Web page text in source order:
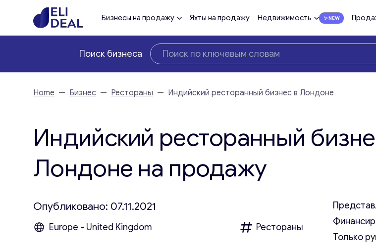
Бизнесы на продажу Яхты на продажу Недвижимость
Поиск бизнеса
Home — Бизнес — Рестораны — Индийский ресторанный бизнес в Лондоне
Индийский ресторанный
Лондоне на продажу
Опубликовано: 07.11.2021
Europe - United Kingdom
Рестораны
Только